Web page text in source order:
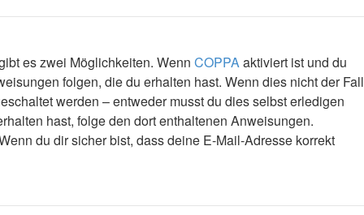
es zwei Möglichkeiten. Wenn COPPAaktiviert ist und du
folgen, die du erhalten hast. Wenn dies nicht der Fall
werden – entweder musst du dies selbst erledigen
hast, folge den dort enthaltenen Anweisungen.
du dir sicher bist, dass deine E-Mail-Adresse korrekt